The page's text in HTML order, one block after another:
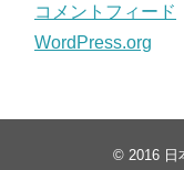
コメントフィード
WordPress.org
© 2016